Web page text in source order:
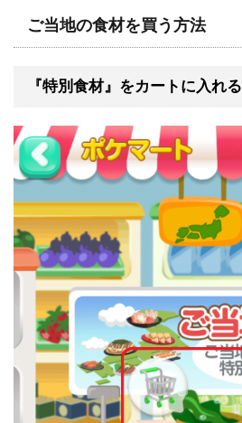
ご当地の食材を買う方法
『特別食材』をカートに入れる